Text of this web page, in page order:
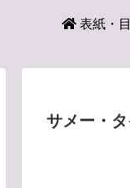
表紙・
サメー・